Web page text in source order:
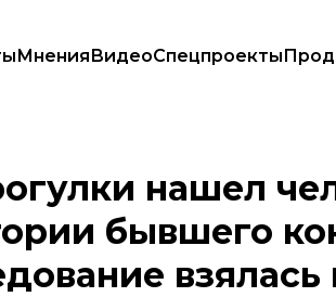
МненияВидеоСпецпроекты
на территории бывшего концлагеря Аушвиц.
нашел
бывшего
взялась